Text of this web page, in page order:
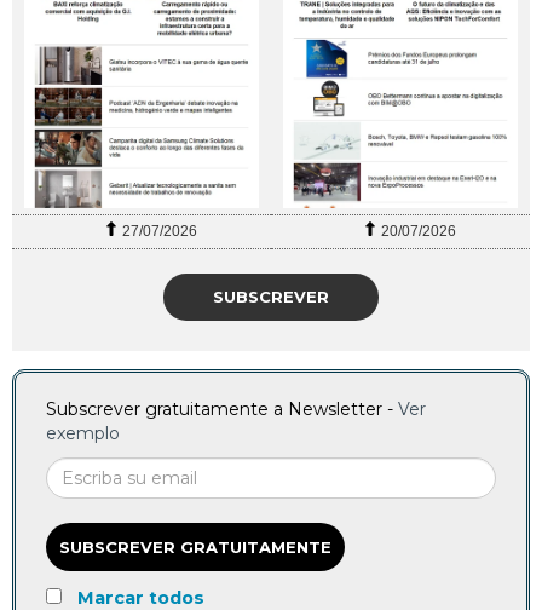
27/07/2026 20/07/2026
SUBSCREVER
Subscrever gratuitamente a Newsletter - Ver
exemplo
SUBSCREVER GRATUITAMENTE
Marcar todos